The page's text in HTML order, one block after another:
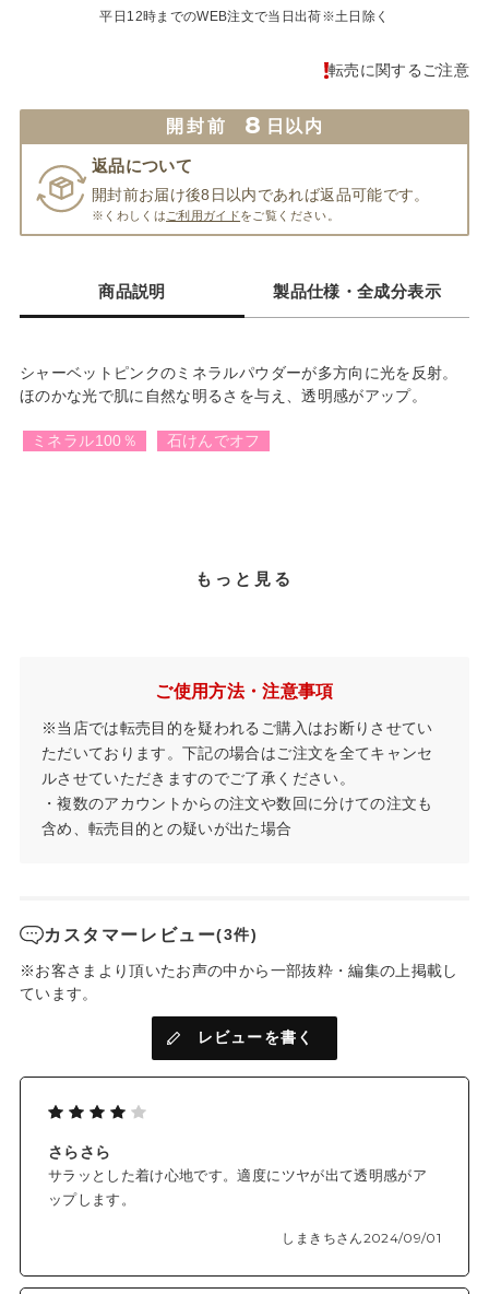
平日12時までのWEB注文で当日出荷※土日除く
転売に関するご注意
開封前 8 日以内
返品について
開封前お届け後8日以内であれば返品可能です。
※くわしくは ご利用ガイドをご覧ください。
商品説明 製品仕様・全成分表示
シャーベットピンクのミネラルパウダーが多方向に光を反射。
ほのかな光で肌に自然な明るさを与え、透明感がアップ。
ミネラル100％ 石けんでオフ
もっと見る
ご使用方法・注意事項
※当店では転売目的を疑われるご購入はお断りさせてい
ただいております。下記の場合はご注文を全てキャンセ
ルさせていただきますのでご了承ください。
・複数のアカウントからの注文や数回に分けての注文も
含め、転売目的との疑いが出た場合
カスタマーレビュー(3件)
※お客さまより頂いたお声の中から一部抜粋・編集の上掲載し
ています。
レビューを書く
さらさら
サラッとした着け心地です。適度にツヤが出て透明感がア
ップします。
しまきちさん2024/09/01